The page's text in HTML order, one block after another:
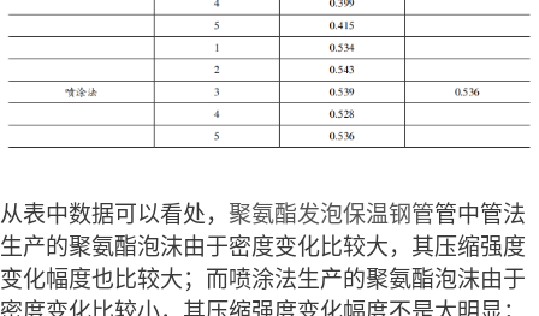
从表中数据可以看处， 聚氨酯发泡保温钢管管中管法
生产的聚氨酯泡沫由于密度变化比较大，其压缩强度
变化幅度也比较大；而喷涂法生产的聚氨酯泡沫由于